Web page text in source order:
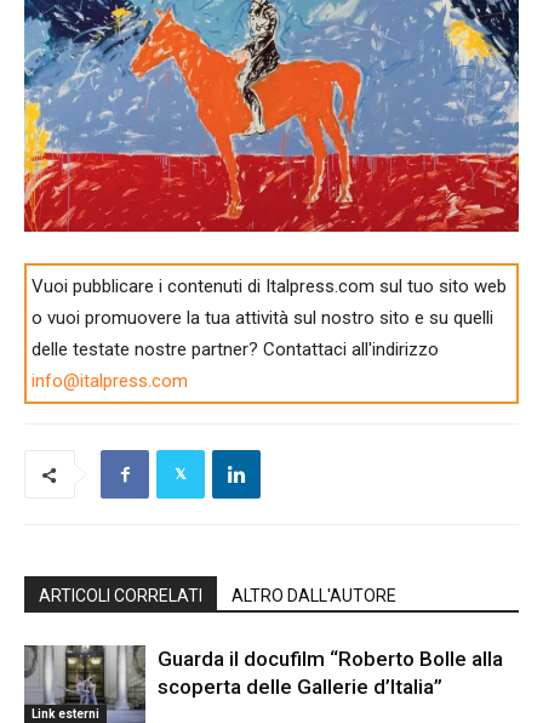
Vuoi pubblicare i contenuti di Italpress.com sul tuo sito web
o vuoi promuovere la tua attività sul nostro sito e su quelli
delle testate nostre partner? Contattaci all'indirizzo
info@italpress.com
ARTICOLI CORRELATI ALTRO DALL'AUTORE
Link esterni
Guarda il docufilm “Roberto Bolle alla
scoperta delle Gallerie d’Italia”